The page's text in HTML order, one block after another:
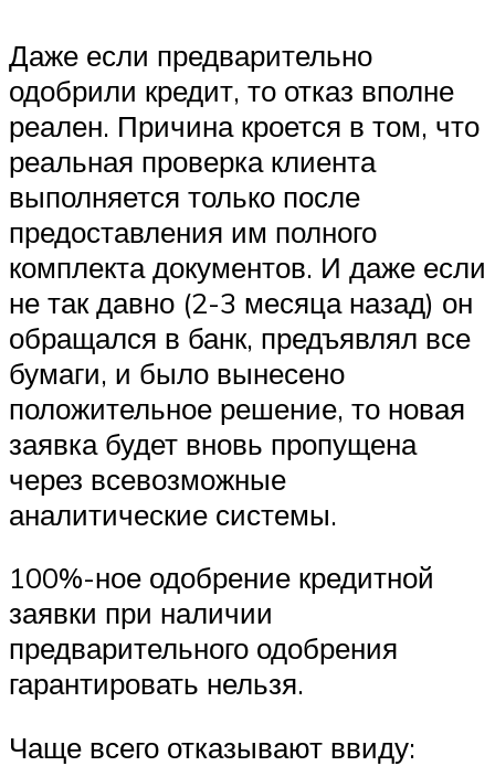
Даже если предварительно
одобрили кредит, то отказ вполне
реален. Причина кроется в том, что
реальная проверка клиента
выполняется только после
предоставления им полного
комплекта документов. И даже если
не так давно (2-3 месяца назад) он
обращался в банк, предъявлял все
бумаги, и было вынесено
положительное решение, то новая
заявка будет вновь пропущена
через всевозможные
аналитические системы.
100%-ное одобрение кредитной
заявки при наличии
предварительного одобрения
гарантировать нельзя.
Чаще всего отказывают ввиду: